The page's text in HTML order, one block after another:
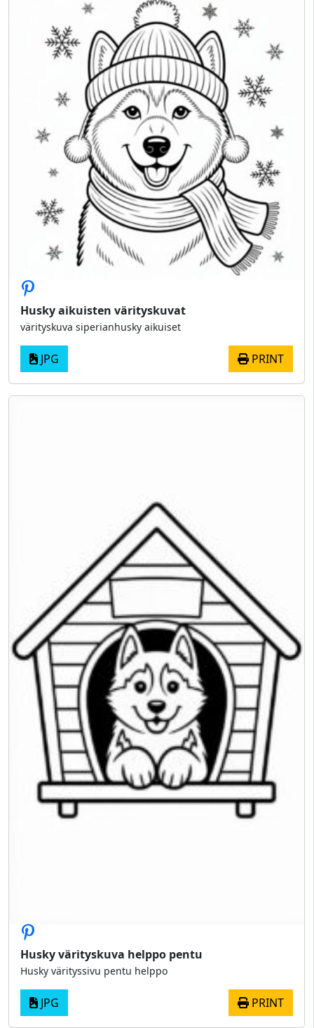
Husky aikuisten värityskuvat
värityskuva siperianhusky aikuiset
JPG PRINT
Husky värityskuva helppo pentu
Husky värityssivu pentu helppo
JPG PRINT